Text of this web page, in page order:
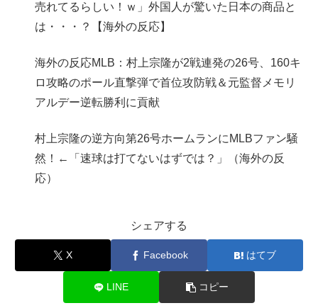
売れてるらしい！ｗ」外国人が驚いた日本の商品と
は・・・？【海外の反応】
海外の反応MLB：村上宗隆が2戦連発の26号、160キ
ロ攻略のポール直撃弾で首位攻防戦＆元監督メモリ
アルデー逆転勝利に貢献
村上宗隆の逆方向第26号ホームランにMLBファン騒
然！←「速球は打てないはずでは？」（海外の反
応）
シェアする
X Facebook はてブ
LINE コピー